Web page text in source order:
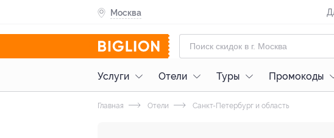
Москва
Услуги Отели Туры Промокоды
Главная Отели Санкт-Петербург и область